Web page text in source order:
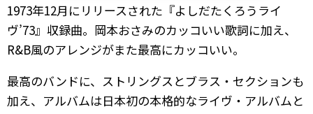
1973年12月にリリースされた『よしだたくろうライ
ヴ’73』収録曲。岡本おさみのカッコいい歌詞に加え、
R&B風のアレンジがまた最高にカッコいい。
最高のバンドに、ストリングスとブラス・セクションも
加え、アルバムは日本初の本格的なライヴ・アルバムと